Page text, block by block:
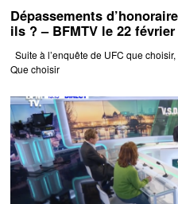
Dépassements
ils ? – BFMTV le 22 février
Suite à l’enquête de UFC que
Que choisir